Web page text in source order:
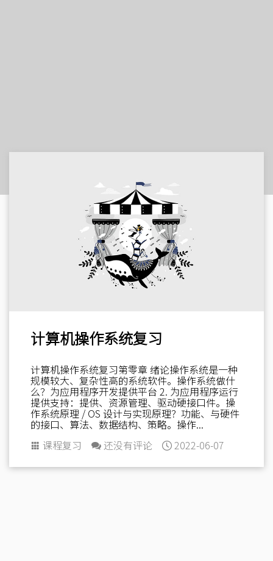
计算机操作系统复习
计算机操作系统复习第零章 绪论操作系统是一种
规模较大、复杂性高的系统软件。操作系统做什
么？为应用程序开发提供平台 2. 为应用程序运行
提供支持：提供、资源管理、驱动硬接口件。操
作系统原理 / OS 设计与实现原理？功能、与硬件
的接口、算法、数据结构、策略。操作...
课程复习
还没有评论 2022-06-07